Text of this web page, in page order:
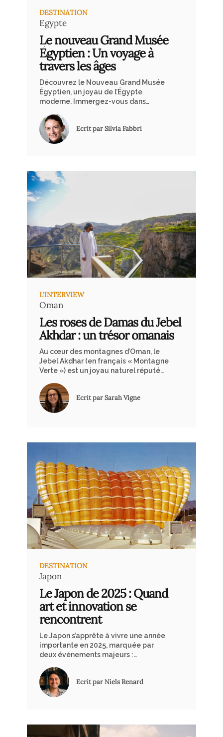
DESTINATION
Egypte
Le nouveau Grand Musée
Égyptien : Un voyage à
travers les âges
Découvrez le Nouveau Grand Musée
Égyptien, un joyau de l’Égypte
moderne. Immergez-vous dans
des trésors inestimables qui vous
attendent. Ecrit par Silvia Fabbri
L'INTERVIEW
Oman
Les roses de Damas du Jebel
Akhdar : un trésor omanais
Au cœur des montagnes d’Oman, le
Jebel Akdhar (en français « Montagne
Verte ») est un joyau naturel réputé
microclimat. Cette région
montagneuse abrite un trésor
botanique : les roses de Damas. Fun
plus précieuses au monde.
Ecrit par Sarah Vigne
DESTINATION
Japon
Le Japon de 2025 : Quand
art et innovation se
rencontrent
Le Japon s’apprête à vivre une année
importante en 2025, marquée par
deux événements majeurs :
Triennale d’art contemporain de
Setouchi. Au Tigre Vanillé vous invite
à découvrir un Japon où la modernité
Ecrit par Niels Renard